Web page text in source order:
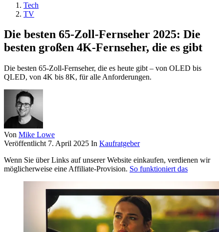
Tech
TV
Die besten 65-Zoll-Fernseher 2025: Die
besten großen 4K-Fernseher, die es gibt
Die besten 65-Zoll-Fernseher, die es heute gibt – von OLED bis
QLED, von 4K bis 8K, für alle Anforderungen.
Von Mike Lowe
Veröffentlicht 7. April 2025 In Kaufratgeber
Wenn Sie über Links auf unserer Website einkaufen, verdienen wir
möglicherweise eine Affiliate-Provision. So funktioniert das